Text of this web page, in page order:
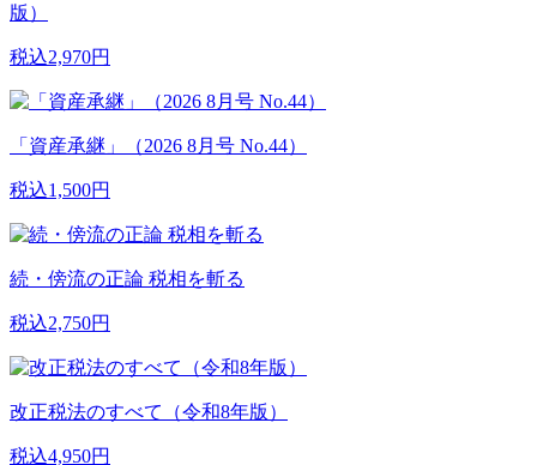
版）
税込2,970円
「資産承継」（2026 8月号 No.44）
税込1,500円
続・傍流の正論 税相を斬る
税込2,750円
改正税法のすべて（令和8年版）
税込4,950円